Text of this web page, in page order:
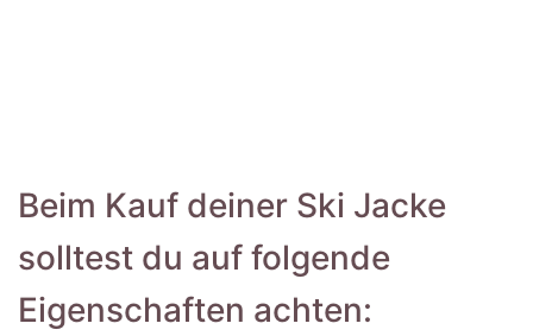
Beim Kauf deiner Ski Jacke
solltest du auf folgende
Eigenschaften achten: